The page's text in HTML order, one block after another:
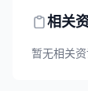
相关
暂无相关资